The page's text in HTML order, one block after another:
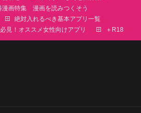
漫画特集 漫画を読みつくそう
絶対入れるべき基本アプリ一覧
見！オススメ女性向けアプリ ＋R18